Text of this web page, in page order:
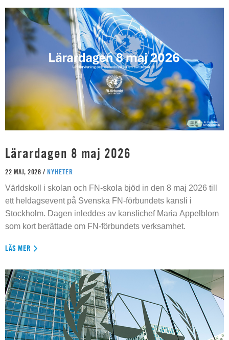
Lärardagen 8 maj 2026
22 MAJ, 2026 / NYHETER
Världskoll i skolan och FN-skola bjöd in den 8 maj 2026 till
ett heldagsevent på Svenska FN-förbundets kansli i
Stockholm. Dagen inleddes av kanslichef Maria Appelblom
som kort berättade om FN-förbundets verksamhet.
LÄS MER